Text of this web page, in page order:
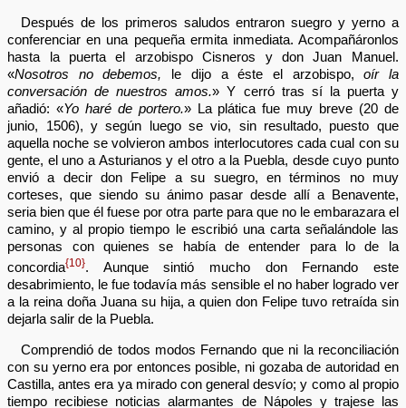
Después de los primeros saludos entraron suegro y yerno a
conferenciar en una pequeña ermita inmediata. Acompañáronlos
hasta la puerta el arzobispo Cisneros y don Juan Manuel.
«Nosotros no debemos, le dijo a éste el arzobispo,oír la
conversación de nuestros amos.» Y cerró tras sí la puerta y
añadió: «Yo haré de portero.» La plática fue muy breve (20 de
junio, 1506), y según luego se vio, sin resultado, puesto que
aquella noche se volvieron ambos interlocutores cada cual con su
gente, el uno a Asturianos y el otro a la Puebla, desde cuyo punto
envió a decir don Felipe a su suegro, en términos no muy
corteses, que siendo su ánimo pasar desde allí a Benavente,
seria bien que él fuese por otra parte para que no le embarazara el
camino, y al propio tiempo le escribió una carta señalándole las
personas con quienes se había de entender para lo de la
concordia{10}. Aunque sintió mucho don Fernando este
desabrimiento, le fue todavía más sensible el no haber logrado ver
a la reina doña Juana su hija, a quien don Felipe tuvo retraída sin
dejarla salir de la Puebla.
Comprendió de todos modos Fernando que ni la reconciliación
con su yerno era por entonces posible, ni gozaba de autoridad en
Castilla, antes era ya mirado con general desvío; y como al propio
tiempo recibiese noticias alarmantes de Nápoles y trajese las